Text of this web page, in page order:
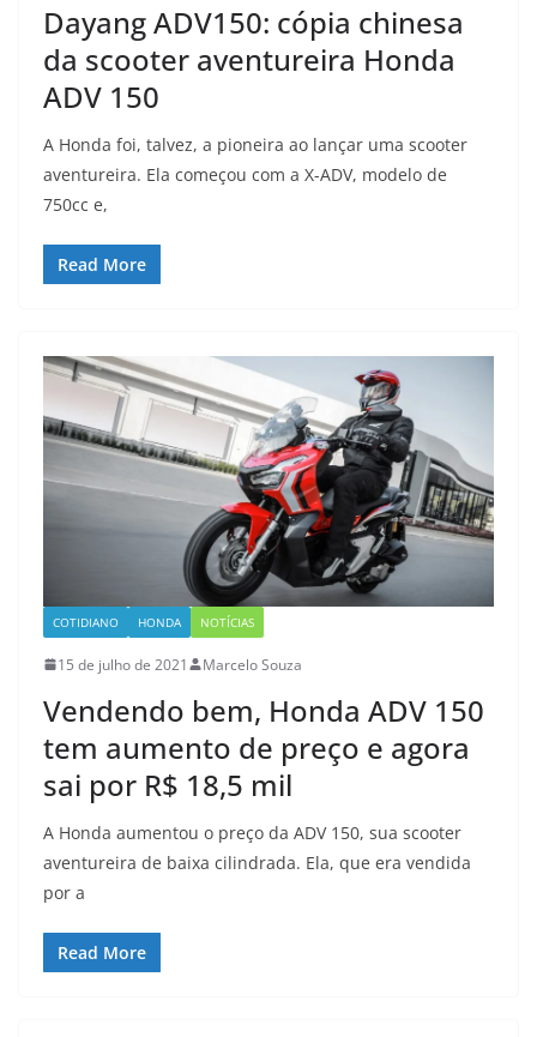
Dayang ADV150: cópia chinesa
da scooter aventureira Honda
ADV 150
A Honda foi, talvez, a pioneira ao lançar uma scooter
aventureira. Ela começou com a X-ADV, modelo de
750cc e,
Read More
COTIDIANO HONDA NOTÍCIAS
15 de julho de 2021 Marcelo Souza
Vendendo bem, Honda ADV 150
tem aumento de preço e agora
sai por R$ 18,5 mil
A Honda aumentou o preço da ADV 150, sua scooter
aventureira de baixa cilindrada. Ela, que era vendida
por a
Read More